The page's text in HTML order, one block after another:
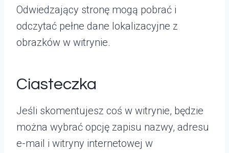
Odwiedzający stronę mogą pobrać i
odczytać pełne dane lokalizacyjne z
obrazków w witrynie.
Ciasteczka
Jeśli skomentujesz coś w witrynie, będzie
można wybrać opcję zapisu nazwy, adresu
e-mail i witryny internetowej w